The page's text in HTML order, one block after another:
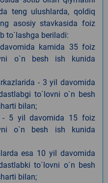
teng ulushlarda, qoldiq
asosiy stavkasida foiz
to`lashga beriladi:
kamida 35 foiz
o`n besh ish kunida
- 3 yil davomida
to`lovni o`n besh
bilan;
- 5 yil davomida 15 foiz
o`n besh ish kunida
esa 10 yil davomida
to`lovni o`n besh
bilan;